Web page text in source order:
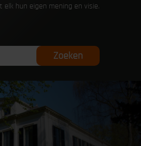
elk hun eigen mening en visie.